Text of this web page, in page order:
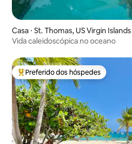
Casa ⋅ St. Thomas, US Virgin Islands
Vida caleidoscópica no oceano
Entre os melhores preferidos dos
Preferido dos hóspedes